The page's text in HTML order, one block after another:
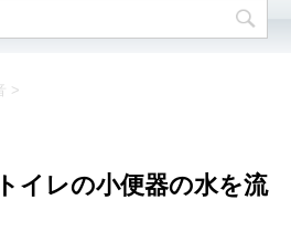
>
イレの小便器の水を流